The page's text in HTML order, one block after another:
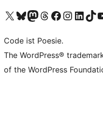
Unser X-Konto (früher Twitter) besuchen
Unser Bluesky-Konto besuchen
Unser Mastodon-Konto besuchen
Unser Threads-Konto besuchen
Unsere Facebook-Seite besuchen
Unser Instagram-Konto
Unser LinkedIn-
Unser
Code ist Poesie.
The WordPress®
of the WordPress